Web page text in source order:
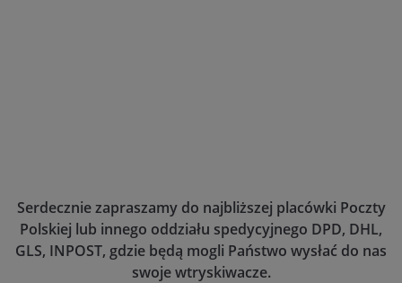
Serdecznie zapraszamy do najbliższej placówki Poczty
Polskiej lub innego oddziału spedycyjnego DPD, DHL,
GLS, INPOST, gdzie będą mogli Państwo wysłać do nas
swoje wtryskiwacze.